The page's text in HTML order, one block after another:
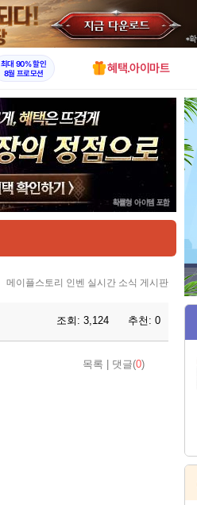
최대 90% 할인
8월 프로모션
혜택.아이마트
메이플스토리 인벤 실시간 소식 게시판
조회: 3,124 추천: 0
목록 댓글(0)